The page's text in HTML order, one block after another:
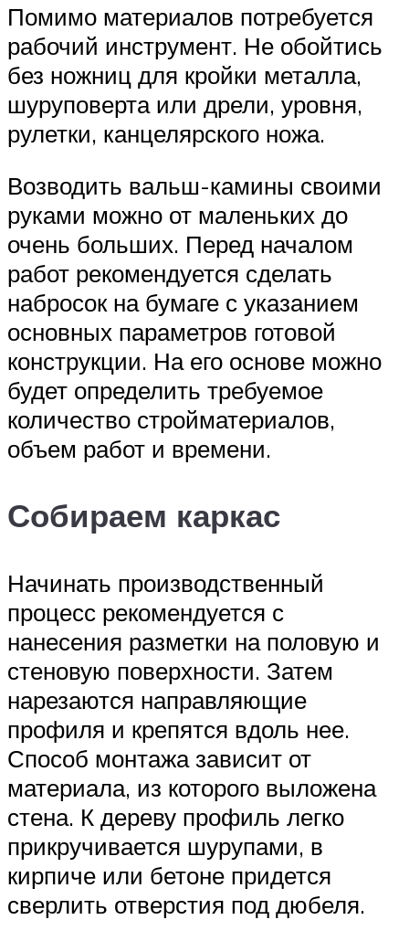
Помимо материалов потребуется
рабочий инструмент. Не обойтись
без ножниц для кройки металла,
шуруповерта или дрели, уровня,
рулетки, канцелярского ножа.
Возводить вальш-камины своими
руками можно от маленьких до
очень больших. Перед началом
работ рекомендуется сделать
набросок на бумаге с указанием
основных параметров готовой
конструкции. На его основе можно
будет определить требуемое
количество стройматериалов,
объем работ и времени.
Собираем каркас
Начинать производственный
процесс рекомендуется с
нанесения разметки на половую и
стеновую поверхности. Затем
нарезаются направляющие
профиля и крепятся вдоль нее.
Способ монтажа зависит от
материала, из которого выложена
стена. К дереву профиль легко
прикручивается шурупами, в
кирпиче или бетоне придется
сверлить отверстия под дюбеля.